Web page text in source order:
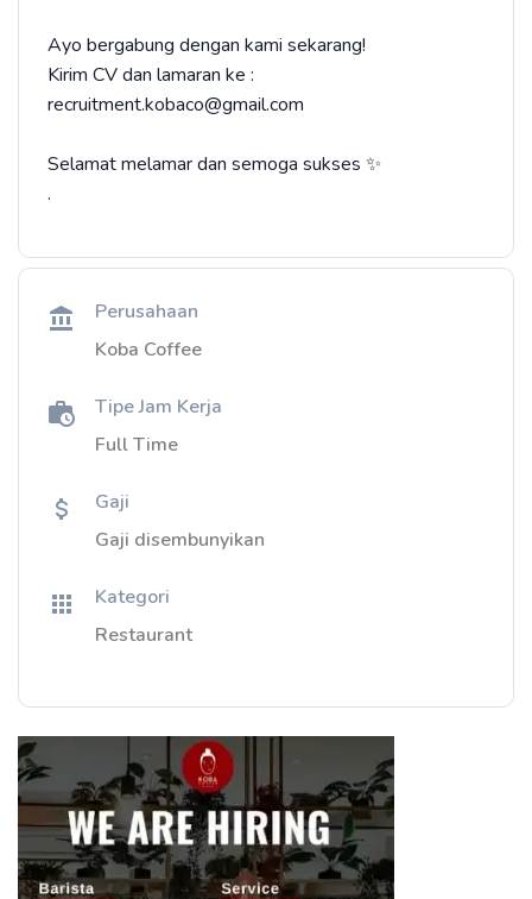
Ayo bergabung dengan kami sekarang!
Kirim CV dan lamaran ke :
recruitment.kobaco@gmail.com
Selamat melamar dan semoga sukses ✨
.
Perusahaan
Koba Coffee
Tipe Jam Kerja
Full Time
Gaji
Gaji disembunyikan
Kategori
Restaurant